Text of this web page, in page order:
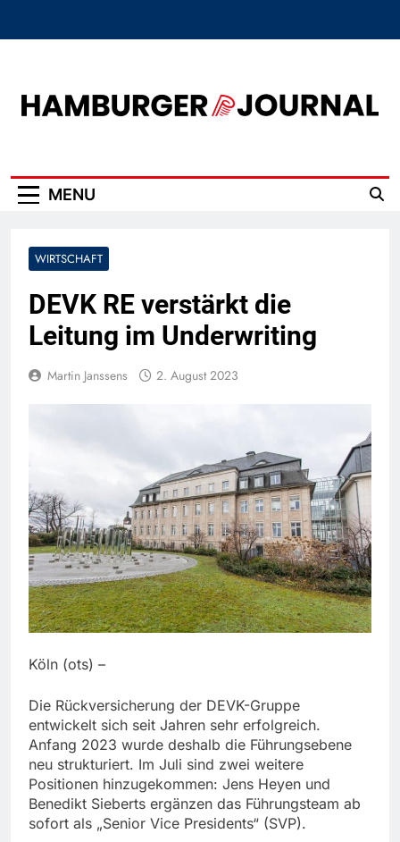
MENU
WIRTSCHAFT
DEVK RE verstärkt die
Leitung im Underwriting
Martin Janssens 2. August 2023
Köln (ots) –
Die Rückversicherung der DEVK-Gruppe
entwickelt sich seit Jahren sehr erfolgreich.
Anfang 2023 wurde deshalb die Führungsebene
neu strukturiert. Im Juli sind zwei weitere
Positionen hinzugekommen: Jens Heyen und
Benedikt Sieberts ergänzen das Führungsteam ab
sofort als „Senior Vice Presidents“ (SVP).